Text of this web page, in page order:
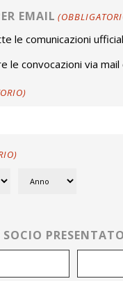
EMAIL
le comunicazioni
le convocazioni via